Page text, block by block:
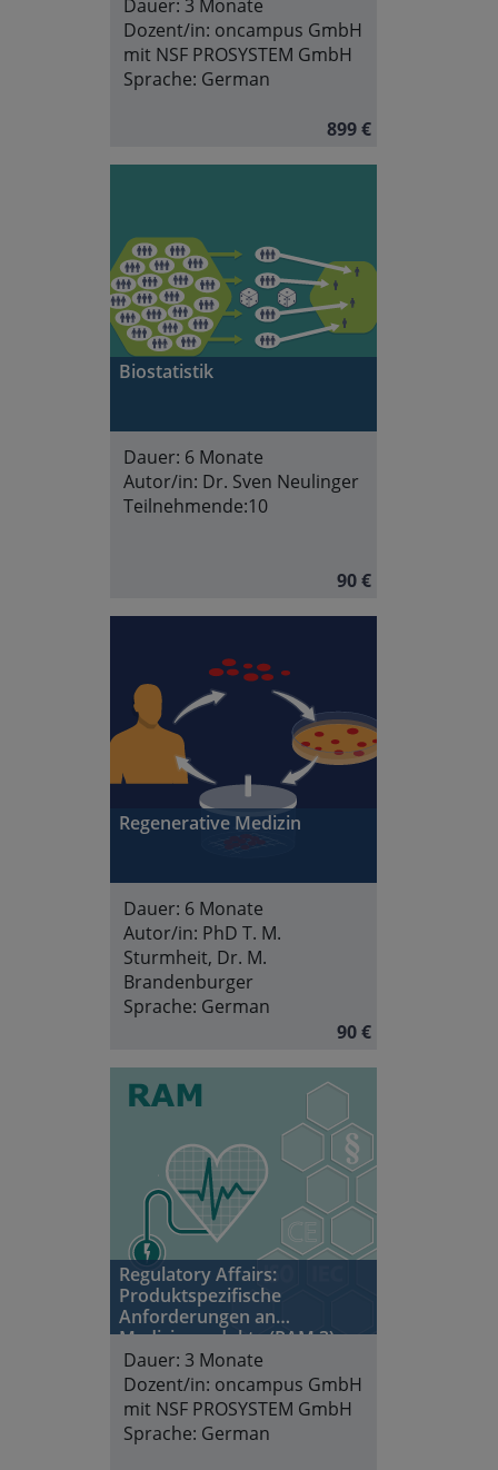
Dauer: 3 Monate
Dozent/in: oncampus GmbH
mit NSF PROSYSTEM GmbH
Sprache: German
899 €
Biostatistik
Dauer: 6 Monate
Autor/in: Dr. Sven Neulinger
Teilnehmende:10
90 €
Regenerative Medizin
Dauer: 6 Monate
Autor/in: PhD T. M.
Sturmheit, Dr. M.
Brandenburger
Sprache: German
90 €
Regulatory Affairs:
Produktspezifische
Anforderungen an
Medizinprodukte (RAM 3) -
Stand 2025
Dauer: 3 Monate
Dozent/in: oncampus GmbH
mit NSF PROSYSTEM GmbH
Sprache: German